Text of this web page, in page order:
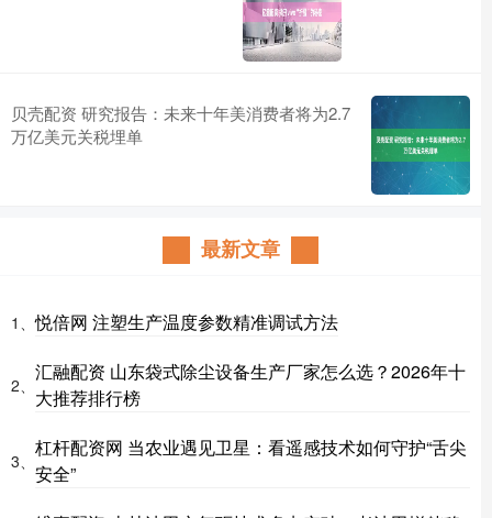
贝壳配资 研究报告：未来十年美消费者将为2.7
万亿美元关税埋单
最新文章
1、悦倍网 注塑生产温度参数精准调试方法
2、
汇融配资 山东袋式除尘设备生产厂家怎么选？2026年十
大推荐排行榜
3、
杠杆配资网 当农业遇见卫星：看遥感技术如何守护“舌尖
安全”